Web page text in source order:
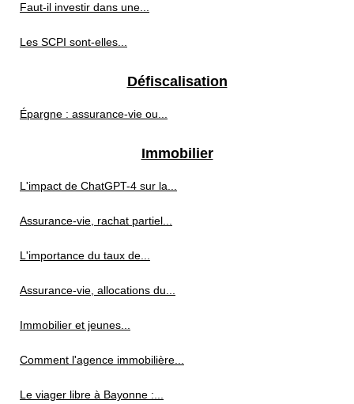
Faut-il investir dans une...
Les SCPI sont-elles...
Défiscalisation
Épargne : assurance-vie ou...
Immobilier
L'impact de ChatGPT-4 sur la...
Assurance-vie, rachat partiel...
L'importance du taux de...
Assurance-vie, allocations du...
Immobilier et jeunes...
Comment l'agence immobilière...
Le viager libre à Bayonne :...